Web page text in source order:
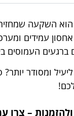
הוא השקעה
עמידים
ברגעים העמוסים
ומסודר יותר?
–